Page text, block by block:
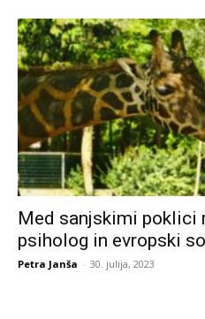
Med sanjskimi poklici
psiholog in evropski
Petra Janša - 30. julija, 2023